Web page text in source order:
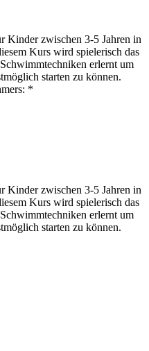
Kinder zwischen 3-5 Jahren in
Kurs wird spielerisch das
erlernt um
starten zu können.
*
Kinder zwischen 3-5 Jahren in
Kurs wird spielerisch das
erlernt um
starten zu können.